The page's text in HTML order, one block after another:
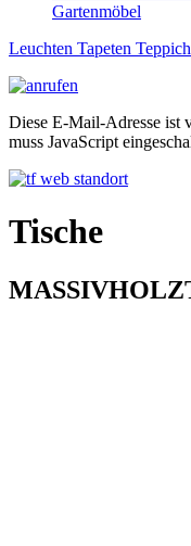
Gartenmöbel
Leuchten Tapeten
Diese E-Mail-Adresse ist
muss JavaScript
Tische